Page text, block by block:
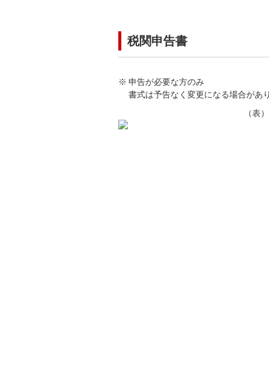
税関申告書
申告が必要な方のみ
書式は予告なく変更になる場合があ
（表）